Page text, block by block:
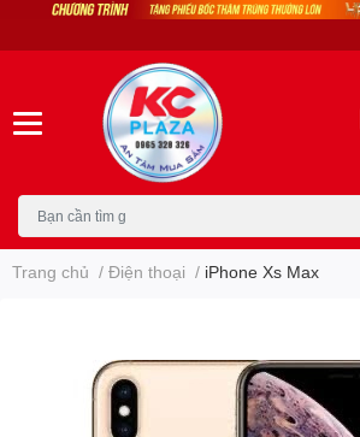
Trang chủ / Điện thoại / iPhone Xs Max